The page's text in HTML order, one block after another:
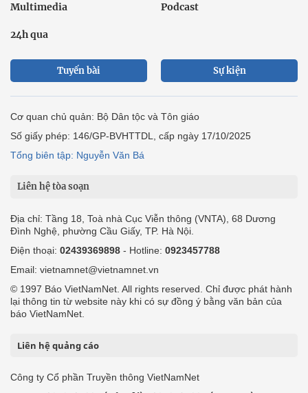
Multimedia Podcast
24h qua
Tuyến bài Sự kiện
Cơ quan chủ quản: Bộ Dân tộc và Tôn giáo
Số giấy phép: 146/GP-BVHTTDL, cấp ngày 17/10/2025
Tổng biên tập: Nguyễn Văn Bá
Liên hệ tòa soạn
Địa chỉ: Tầng 18, Toà nhà Cục Viễn thông (VNTA), 68 Dương
Đình Nghệ, phường Cầu Giấy, TP. Hà Nội.
Điện thoại: 02439369898 - Hotline: 0923457788
Email: vietnamnet@vietnamnet.vn
© 1997 Báo VietNamNet. All rights reserved. Chỉ được phát hành
lại thông tin từ website này khi có sự đồng ý bằng văn bản của
báo VietNamNet.
Liên hệ quảng cáo
Công ty Cổ phần Truyền thông VietNamNet